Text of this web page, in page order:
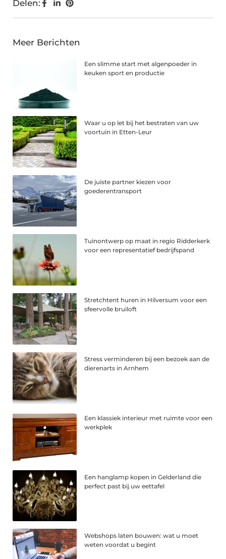
Delen:
Meer Berichten
Een slimme start met algenpoeder in
keuken sport en productie
Waar u op let bij het bestraten van uw
voortuin in Etten-Leur
De juiste partner kiezen voor
goederentransport
Tuinontwerp op maat in regio Ridderkerk
voor een representatief bedrijfspand
Stretchtent huren in Hilversum voor een
sfeervolle bruiloft
Stress verminderen bij een bezoek aan de
dierenarts in Arnhem
Een klassiek interieur met ruimte voor een
werkplek
Een hanglamp kopen in Gelderland die
perfect past bij uw eettafel
Webshops laten bouwen: wat u moet
weten voordat u begint